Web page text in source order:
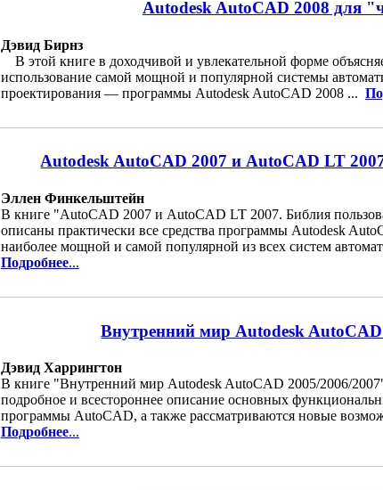
Autodesk AutoCAD 2008 для
Дэвид Бирнз
В этой книге в доходчивой и увлекательной форме
использование самой мощной и популярной системы
проектирования — программы Autodesk AutoCAD 2008 ...
Autodesk AutoCAD 2007 и AutoCAD LT
Эллен Финкельштейн
В книге "AutoCAD 2007 и AutoCAD LT 2007. Библия
описаны практически все средства программы Autodesk
наиболее мощной и самой популярной из всех систем
Подробнее...
Внутренний мир Autodesk AutoCAD
Дэвид Харрингтон
В книге "Внутренний мир Autodesk AutoCAD 2005/2006/
подробное и всестороннее описание основных
программы AutoCAD, а также рассматриваются новые
Подробнее...